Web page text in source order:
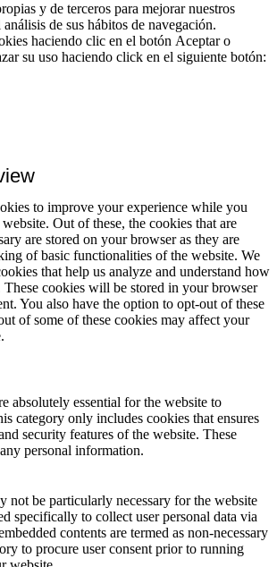
y de terceros para mejorar nuestros
de sus hábitos de navegación.
haciendo clic en el botón Aceptaro
su uso haciendo click en el siguiente botón:
to improve your experience while you
Out of these, the cookies that are
are stored on your browser as they are
of basic functionalities of the website. We
that help us analyze and understand how
These cookies will be stored in your browser
You also have the option to opt-out of these
of some of these cookies may affect your
absolutely essential for the website to
category only includes cookies that ensures
security features of the website. These
personal information.
not be particularly necessary for the website
specifically to collect user personal data via
contents are termed as non-necessary
to procure user consent prior to running